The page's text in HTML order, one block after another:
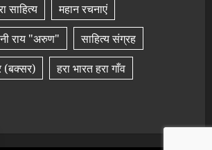
साहित्य
महान रचनाएं
राय "अरुण"
साहित्य संग्रह
(बक्सर)
हरा भारत हरा गाँव